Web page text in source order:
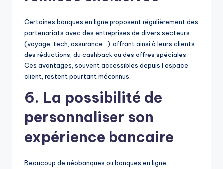
Certaines banques en ligne proposent régulièrement des
partenariats avec des entreprises de divers secteurs
(voyage, tech, assurance…), offrant ainsi à leurs clients
des réductions, du cashback ou des offres spéciales.
Ces avantages, souvent accessibles depuis l’espace
client, restent pourtant méconnus.
6. La possibilité de
personnaliser son
expérience bancaire
Beaucoup de néobanques ou banques en ligne